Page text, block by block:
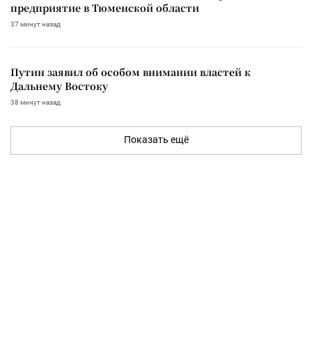
предприятие в Тюменской области
37 минут назад
Путин заявил об особом внимании властей к
Дальнему Востоку
38 минут назад
Показать ещё